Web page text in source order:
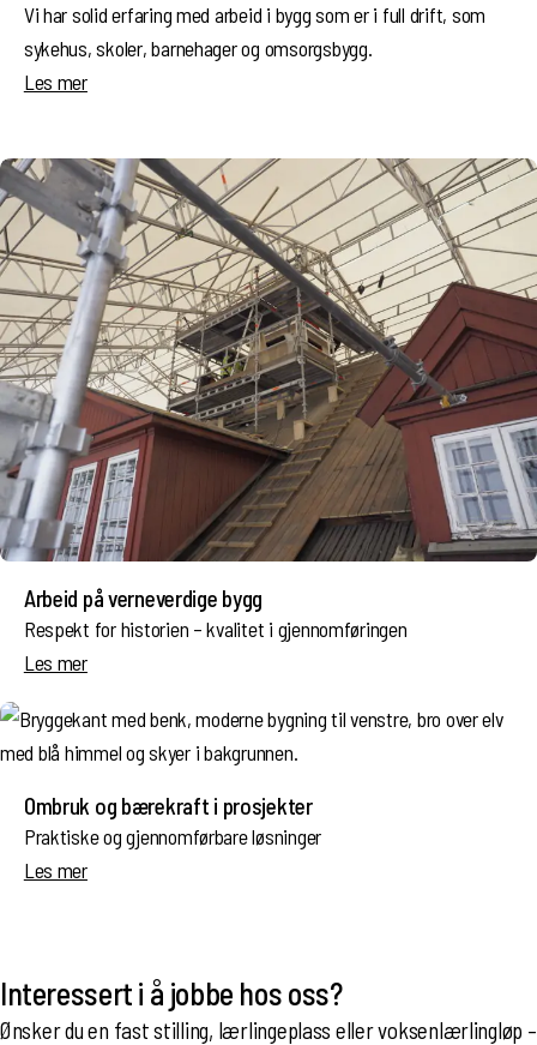
Vi har solid erfaring med arbeid i bygg som er i full drift, som
sykehus, skoler, barnehager og omsorgsbygg.
Les mer
Arbeid på verneverdige bygg
Respekt for historien – kvalitet i gjennomføringen
Les mer
Ombruk og bærekraft i prosjekter
Praktiske og gjennomførbare løsninger
Les mer
Interessert i å jobbe hos oss?
Ønsker du en fast stilling, lærlingeplass eller voksenlærlingløp –